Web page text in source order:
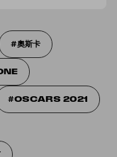
奧斯卡
OSCARS 2021